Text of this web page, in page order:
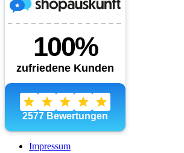
Impressum